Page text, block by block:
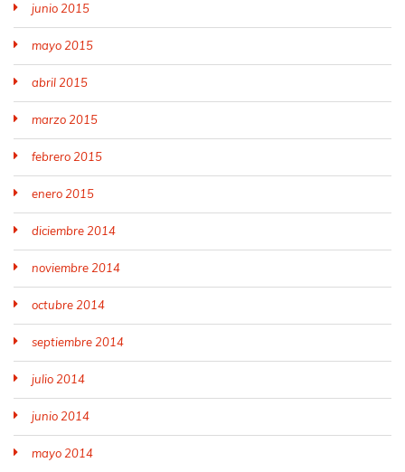
junio 2015
mayo 2015
abril 2015
marzo 2015
febrero 2015
enero 2015
diciembre 2014
noviembre 2014
octubre 2014
septiembre 2014
julio 2014
junio 2014
mayo 2014